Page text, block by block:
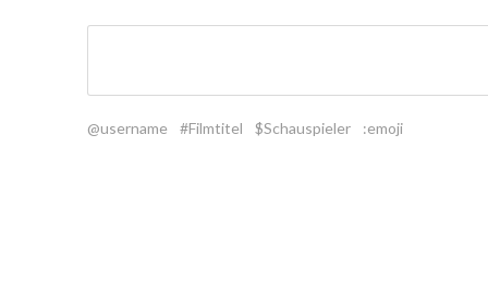
@username #Filmtitel $Schauspieler :emoji